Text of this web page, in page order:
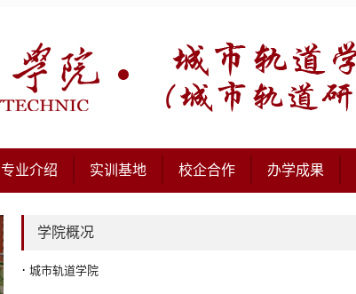
专业介绍 实训基地 校企合作 办学成果
学院概况
· 城市轨道学院